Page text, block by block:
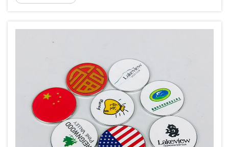
kleine handbediende instrumenten die
lijken op het eerste gezicht eenvoudig, maar